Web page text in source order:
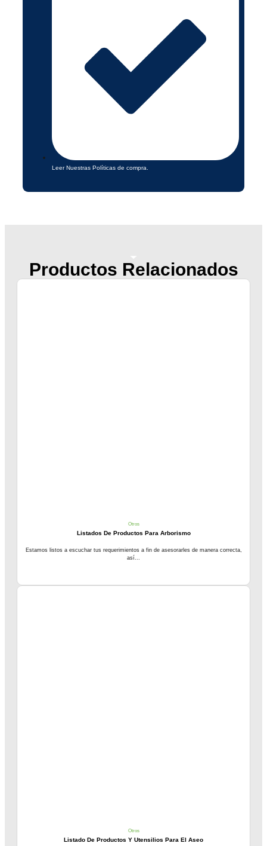
Leer Nuestras Políticas de compra.
Productos Relacionados
Otros
Listados De Productos Para Arborismo
Estamos listos a escuchar tus requerimientos a fin de asesorarles de manera correcta,
así...
Otros
Listado De Productos Y Utensilios Para El Aseo